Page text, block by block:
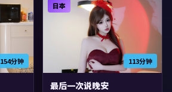
154分钟 113分钟
日本
最后一次说晚安